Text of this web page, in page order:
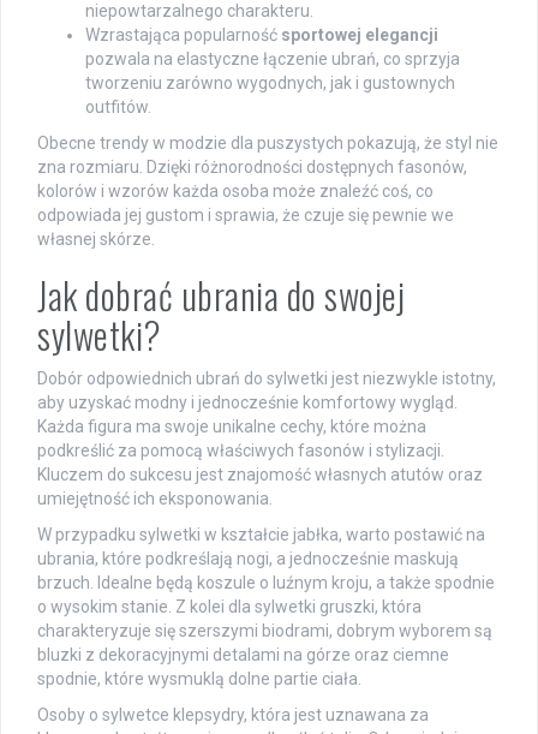
niepowtarzalnego charakteru.
Wzrastająca popularność sportowej elegancji
pozwala na elastyczne łączenie ubrań, co sprzyja
tworzeniu zarówno wygodnych, jak i gustownych
outfitów.
Obecne trendy w modzie dla puszystych pokazują, że styl nie
zna rozmiaru. Dzięki różnorodności dostępnych fasonów,
kolorów i wzorów każda osoba może znaleźć coś, co
odpowiada jej gustom i sprawia, że czuje się pewnie we
własnej skórze.
Jak dobrać ubrania do swojej
sylwetki?
Dobór odpowiednich ubrań do sylwetki jest niezwykle istotny,
aby uzyskać modny i jednocześnie komfortowy wygląd.
Każda figura ma swoje unikalne cechy, które można
podkreślić za pomocą właściwych fasonów i stylizacji.
Kluczem do sukcesu jest znajomość własnych atutów oraz
umiejętność ich eksponowania.
W przypadku sylwetki w kształcie jabłka, warto postawić na
ubrania, które podkreślają nogi, a jednocześnie maskują
brzuch. Idealne będą koszule o luźnym kroju, a także spodnie
o wysokim stanie. Z kolei dla sylwetki gruszki, która
charakteryzuje się szerszymi biodrami, dobrym wyborem są
bluzki z dekoracyjnymi detalami na górze oraz ciemne
spodnie, które wysmuklą dolne partie ciała.
Osoby o sylwetce klepsydry, która jest uznawana za